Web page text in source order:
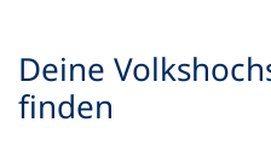
Deine
finden